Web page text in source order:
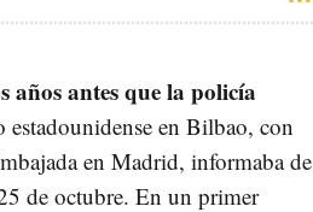
años antes que la policía
en Bilbao, con
en Madrid, informaba de
de octubre. En un primer